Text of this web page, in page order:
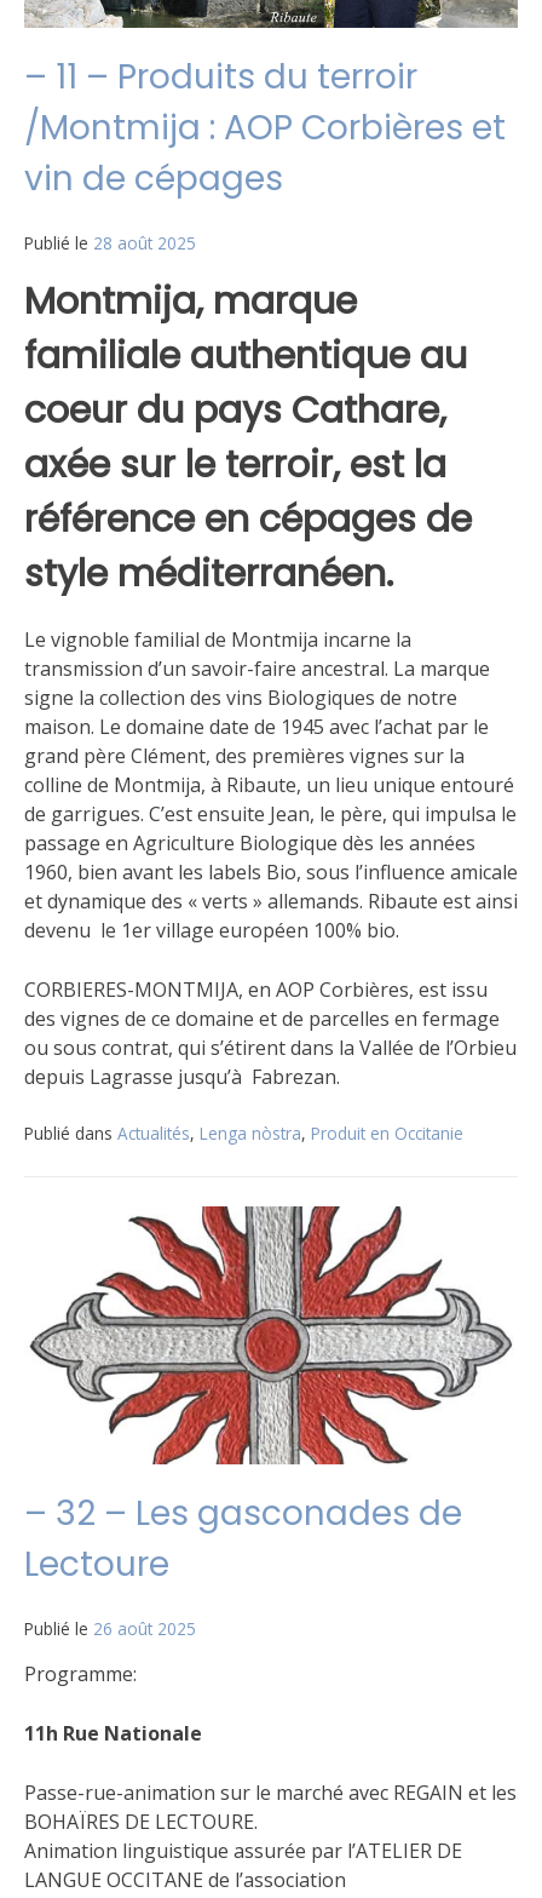
– 11 – Produits du terroir
/Montmija : AOP Corbières et
vin de cépages
Publié le 28 août 2025
Montmija, marque
familiale authentique au
coeur du pays Cathare,
axée sur le terroir, est la
référence en cépages de
style méditerranéen.
Le vignoble familial de Montmija incarne la
transmission d’un savoir-faire ancestral. La marque
signe la collection des vins Biologiques de notre
maison. Le domaine date de 1945 avec l’achat par le
grand père Clément, des premières vignes sur la
colline de Montmija, à Ribaute, un lieu unique entouré
de garrigues. C’est ensuite Jean, le père, qui impulsa le
passage en Agriculture Biologique dès les années
1960, bien avant les labels Bio, sous l’influence amicale
et dynamique des « verts » allemands. Ribaute est ainsi
devenu le 1er village européen 100% bio.
CORBIERES-MONTMIJA, en AOP Corbières, est issu
des vignes de ce domaine et de parcelles en fermage
ou sous contrat, qui s’étirent dans la Vallée de l’Orbieu
depuis Lagrasse jusqu’à Fabrezan.
Publié dans Actualités, Lenga nòstra, Produit en Occitanie
– 32 – Les gasconades de
Lectoure
Publié le 26 août 2025
Programme:
11h Rue Nationale
Passe-rue-animation sur le marché avec REGAIN et les
BOHAÏRES DE LECTOURE.
Animation linguistique assurée par l’ATELIER DE
LANGUE OCCITANE de l’association